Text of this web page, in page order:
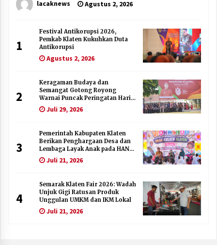
lacaknews Agustus 2, 2026
1
Festival Antikorupsi 2026,
Pemkab Klaten Kukuhkan Duta
Antikorupsi
Agustus 2, 2026
2
Keragaman Budaya dan
Semangat Gotong Royong
Warnai Puncak Peringatan Hari
Jadi Klaten ke-222
Juli 29, 2026
3
Pemerintah Kabupaten Klaten
Berikan Penghargaan Desa dan
Lembaga Layak Anak pada HAN
2026Juli 21, 2026
4
Semarak Klaten Fair 2026: Wadah
Unjuk Gigi Ratusan Produk
Unggulan UMKM dan IKM Lokal
Juli 21, 2026